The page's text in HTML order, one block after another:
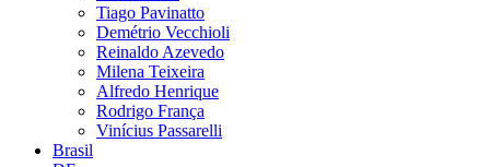
Tiago Pavinatto
Demétrio Vecchioli
Reinaldo Azevedo
Milena Teixeira
Alfredo Henrique
Rodrigo França
Vinícius Passarelli
Brasil